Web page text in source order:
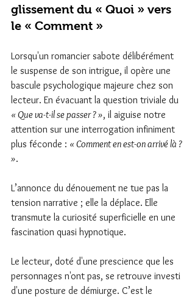
glissement du « Quoi » vers
le « Comment »
Lorsqu'un romancier sabote délibérément
le suspense de son intrigue, il opère une
bascule psychologique majeure chez son
lecteur. En évacuant la question triviale du
« Que va-t-il se passer ? », il aiguise notre
attention sur une interrogation infiniment
plus féconde : « Comment en est-on arrivé là ?
».
L’annonce du dénouement ne tue pas la
tension narrative ; elle la déplace. Elle
transmute la curiosité superficielle en une
fascination quasi hypnotique.
Le lecteur, doté d'une prescience que les
personnages n'ont pas, se retrouve investi
d'une posture de démiurge. C’est le